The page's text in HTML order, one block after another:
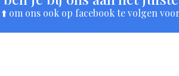
om ons ook op facebook te volgen